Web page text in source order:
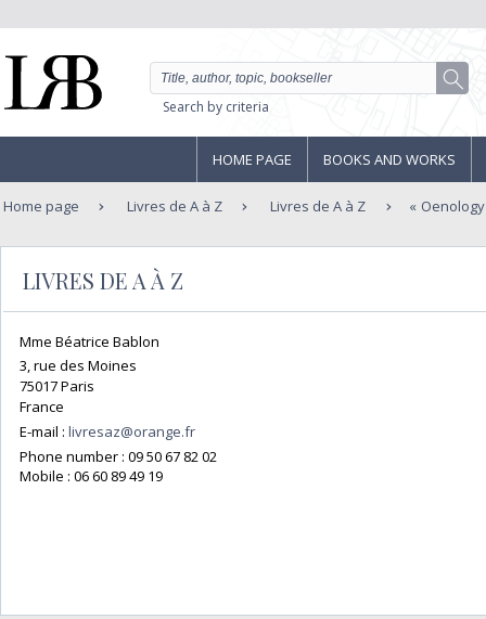
Search by criteria
HOME PAGE BOOKS AND WORKS
Home page Livres de A à Z Livres de A à Z Oenology
LIVRES DE A À Z
Mme Béatrice Bablon
3, rue des Moines
75017 Paris
France
E-mail : livresaz@orange.fr
Phone number : 09 50 67 82 02
Mobile : 06 60 89 49 19